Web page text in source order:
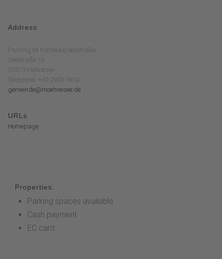
Address
Parking lot Körbecke Seestraße
Seestraße 1b
59519 Möhnesee
Telephone: +49 2924 9810
gemeinde@moehnesee.de
URLs
Homepage
Properties:
Parking spaces available
Cash payment
EC card